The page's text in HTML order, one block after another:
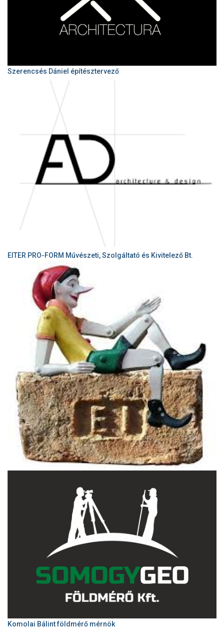
Szerencsés Dániel építésztervező
EITER PRO-FORM Művészeti, Szolgáltató és Kivitelező Bt.
Komolai Bálint földmérő mérnök